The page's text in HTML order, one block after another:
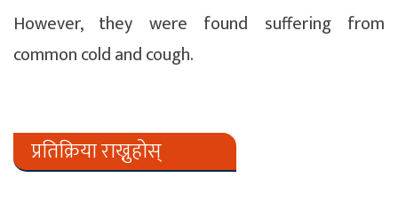
However, they were found suffering from
common cold and cough.
प्रतिक्रिया राख्नुहोस्